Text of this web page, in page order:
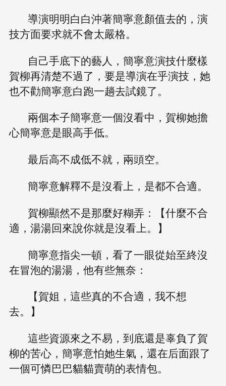
導演明明白白沖著簡寧意顏值去的，演
技方面要求就不會太嚴格。
自己手底下的藝人，簡寧意演技什麼樣
賀柳再清楚不過了，要是導演在乎演技，她
也不勸簡寧意白跑一趟去試鏡了。
兩個本子簡寧意一個沒看中，賀柳她擔
心簡寧意是眼高手低。
最后高不成低不就，兩頭空。
簡寧意解釋不是沒看上，是都不合適。
賀柳顯然不是那麼好糊弄：【什麼不合
適，湯湯回來說你就是沒看上。】
簡寧意指尖一頓，看了一眼從始至終沒
在冒泡的湯湯，他有些無奈：
【賀姐，這些真的不合適，我不想
去。】
這些資源來之不易，到底還是辜負了賀
柳的苦心，簡寧意怕她生氣，還在后面跟了
一個可憐巴巴貓貓賣萌的表情包。